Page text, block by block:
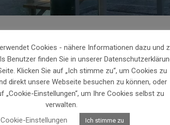
Cookies - nähere Informationen dazu und
Benutzer finden Sie in unserer
Klicken Sie auf „Ich stimme zu“, um Cookies zu
direkt unsere Webseite besuchen zu können, oder
„Cookie-Einstellungen“, um Ihre Cookies selbst zu
verwalten.
Cookie-Einstellungen
Ich stimme zu